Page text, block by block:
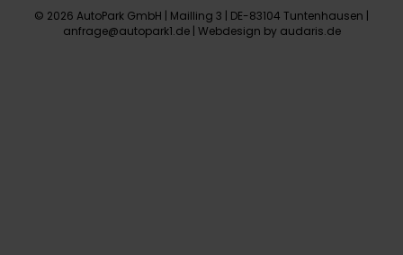
© 2026 AutoPark GmbH | Mailling 3 | DE-83104 Tuntenhausen |
anfrage@autopark1.de | Webdesign by audaris.de